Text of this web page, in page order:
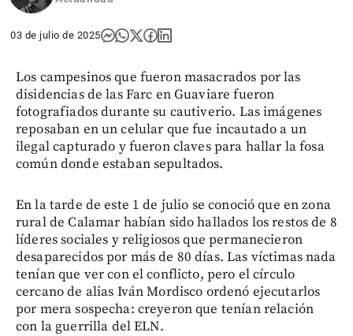
03 de julio de 2025
Los campesinos que fueron masacrados por las
disidencias de las Farc en Guaviare fueron
fotografiados durante su cautiverio. Las imágenes
reposaban en un celular que fue incautado a un
ilegal capturado y fueron claves para hallar la fosa
común donde estaban sepultados.
En la tarde de este 1 de julio se conoció que en zona
rural de Calamar habían sido hallados los restos de 8
líderes sociales y religiosos que permanecieron
desaparecidos por más de 80 días. Las víctimas nada
tenían que ver con el conflicto, pero el círculo
cercano de alias Iván Mordisco ordenó ejecutarlos
por mera sospecha: creyeron que tenían relación
con la guerrilla del ELN.